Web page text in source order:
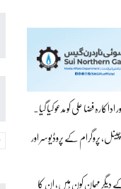
پروگرام کے پروڈیوسر اور
دیگر مہمان کون ہیں، ان کا